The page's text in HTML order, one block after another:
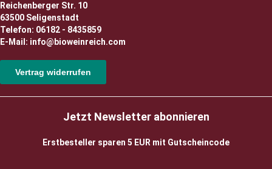
Reichenberger Str. 10
63500 Seligenstadt
Telefon: 06182 - 8435859
E-Mail: info@bioweinreich.com
Vertrag widerrufen
Jetzt Newsletter abonnieren
Erstbesteller sparen 5 EUR mit Gutscheincode